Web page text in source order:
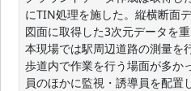
にTIN処理を施した。縦横断面
図面に取得した3次元データを
本現場では駅周辺道路の測量を
歩道内で作業を行う場面が多か
員のほかに監視・誘導員を配置